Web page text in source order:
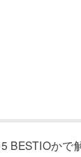
BESTIOかで